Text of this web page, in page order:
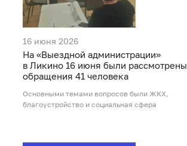
16 июня 2026
На «Выездной администрации»
в Ликино 16 июня были рассмотрены
обращения 41 человека
Основными темами вопросов были ЖКХ,
благоустройство и социальная сфера